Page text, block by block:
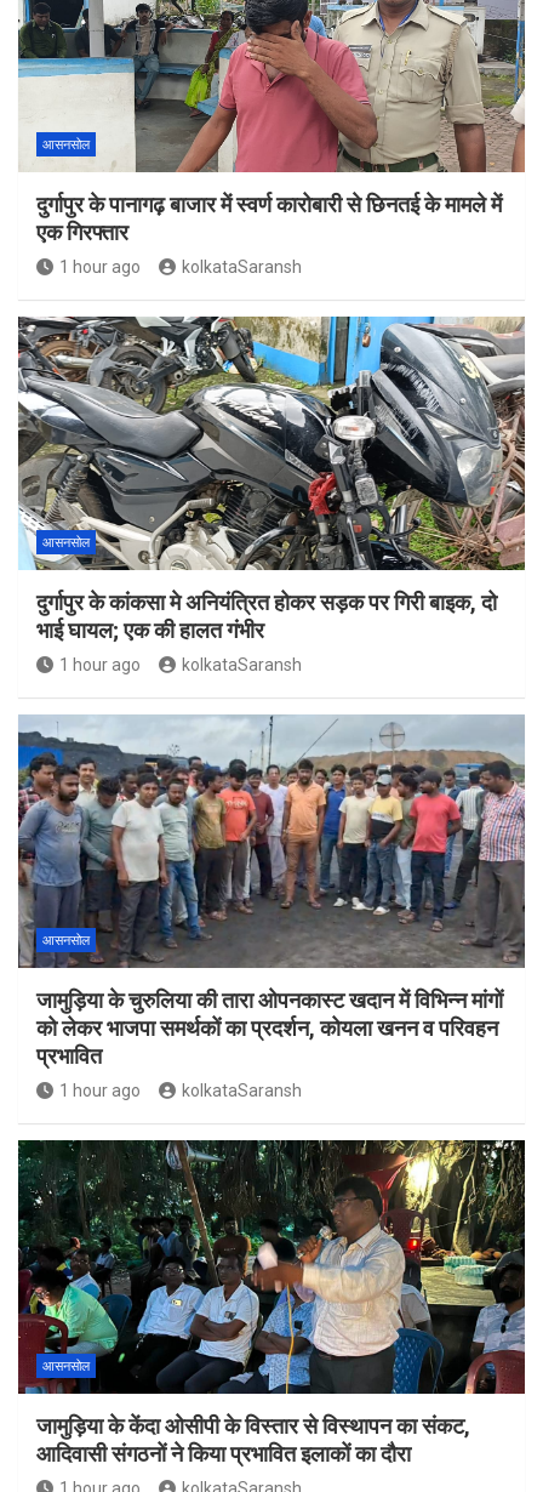
आसनसोल
दुर्गापुर के पानागढ़ बाजार में स्वर्ण कारोबारी से छिनतई के मामले में
एक गिरफ्तार
1 hour ago kolkataSaransh
आसनसोल
दुर्गापुर के कांकसा मे अनियंत्रित होकर सड़क पर गिरी बाइक, दो
भाई घायल; एक की हालत गंभीर
1 hour ago kolkataSaransh
आसनसोल
जामुड़िया के चुरुलिया की तारा ओपनकास्ट खदान में विभिन्न मांगों
को लेकर भाजपा समर्थकों का प्रदर्शन, कोयला खनन व परिवहन
प्रभावित
1 hour ago kolkataSaransh
आसनसोल
जामुड़िया के केंदा ओसीपी के विस्तार से विस्थापन का संकट,
आदिवासी संगठनों ने किया प्रभावित इलाकों का दौरा